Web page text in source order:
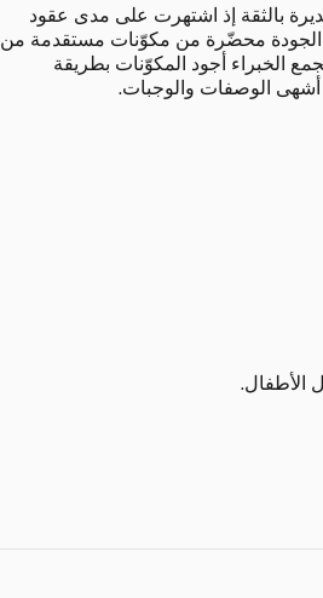
بالثقة إذ اشتهرت على مدى عقود
الجودة محضّرة من مكوّنات مستقدمة من
الخبراء أجود المكوّنات بطريقة
أشهى الوصفات والوجبات.
الأطفال.